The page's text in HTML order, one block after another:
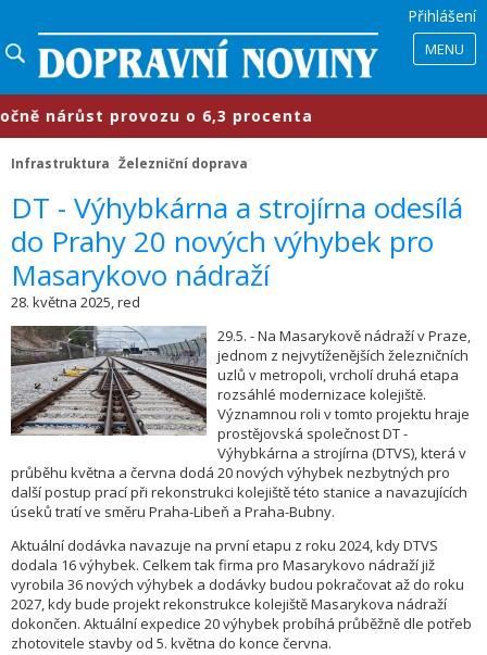
Přihlášení
MENU
nárůst provozu o 6,3 procenta
Infrastruktura Železniční doprava
​DT - Výhybkárna a strojírna odesílá
do Prahy 20 nových výhybek pro
Masarykovo nádraží
28. května 2025, red
29.5. - Na Masarykově nádraží v Praze,
jednom z nejvytíženějších železničních
uzlů v metropoli, vrcholí druhá etapa
rozsáhlé modernizace kolejiště.
Významnou roli v tomto projektu hraje
prostějovská společnost DT -
Výhybkárna a strojírna (DTVS), která v
průběhu května a června dodá 20 nových výhybek nezbytných pro
další postup prací při rekonstrukci kolejiště této stanice a navazujících
úseků tratí ve směru Praha-Libeň a Praha-Bubny.
Aktuální dodávka navazuje na první etapu z roku 2024, kdy DTVS
dodala 16 výhybek. Celkem tak firma pro Masarykovo nádraží již
vyrobila 36 nových výhybek a dodávky budou pokračovat až do roku
2027, kdy bude projekt rekonstrukce kolejiště Masarykova nádraží
dokončen. Aktuální expedice 20 výhybek probíhá průběžně dle potřeb
zhotovitele stavby od 5. května do konce června.